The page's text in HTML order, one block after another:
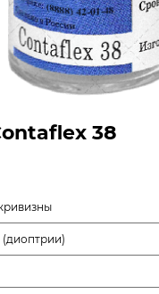
38
(диоптрии)